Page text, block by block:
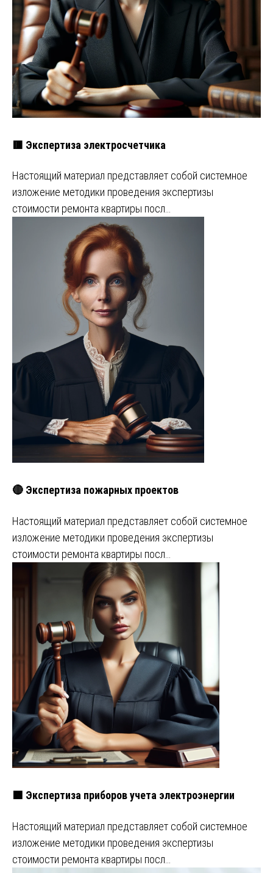
🟥 Экспертиза электросчетчика
Настоящий материал представляет собой системное
изложение методики проведения экспертизы
стоимости ремонта квартиры посл…
🔴 Экспертиза пожарных проектов
Настоящий материал представляет собой системное
изложение методики проведения экспертизы
стоимости ремонта квартиры посл…
🟩 Экспертиза приборов учета электроэнергии
Настоящий материал представляет собой системное
изложение методики проведения экспертизы
стоимости ремонта квартиры посл…